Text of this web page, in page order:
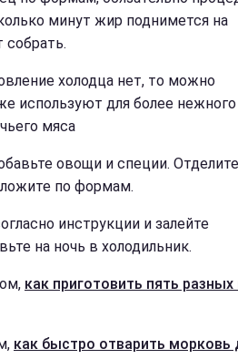
минут жир поднимется на
собрать.
холодца нет, то можно
используют для более нежного
мяса
овощи и специи.
по формам.
инструкции и залейте
на ночь в холодильник.
как приготовить пять
как быстро отварить морковь